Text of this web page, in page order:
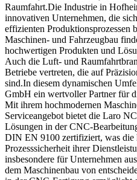
Raumfahrt.Die Industrie in
innovativen Unternehmen, die
effizienten Produktionsprozessen
Maschinen- und Fahrzeugbau
hochwertigen Produkten und
Auch die Luft- und
Betriebe vertreten, die auf
sind.In diesem dynamischen
GmbH ein wertvoller Partner für
Mit ihrem hochmodernen
Serviceangebot bietet die Laro
Lösungen in der CNC-
DIN EN 9100 zertifiziert, was die
Prozesssicherheit ihrer
insbesondere für Unternehmen
dem Maschinenbau von